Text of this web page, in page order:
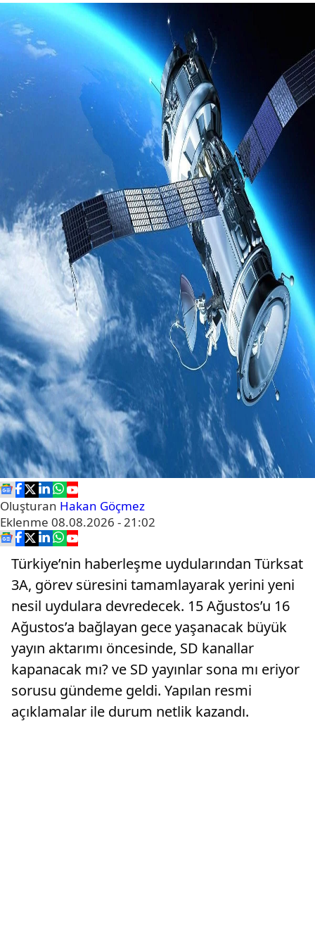
Oluşturan Hakan Göçmez
Eklenme 08.08.2026 - 21:02
Türkiye’nin haberleşme uydularından Türksat
3A, görev süresini tamamlayarak yerini yeni
nesil uydulara devredecek. 15 Ağustos’u 16
Ağustos’a bağlayan gece yaşanacak büyük
yayın aktarımı öncesinde, SD kanallar
kapanacak mı? ve SD yayınlar sona mı eriyor
sorusu gündeme geldi. Yapılan resmi
açıklamalar ile durum netlik kazandı.